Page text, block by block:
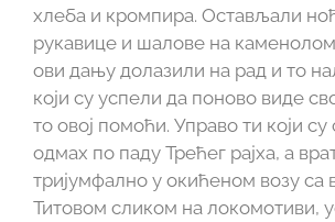
хлеба и кромпира. Остављали
рукавице и шалове на
ови дању долазили на рад и то
који су успели да поново виде
то овој помоћи. Управо ти који су
одмах по паду Трећег рајха, а
тријумфално у окићеном возу са
Титовом сликом на локомотиви,